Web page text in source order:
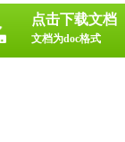
点击下载文档
文档为doc格式